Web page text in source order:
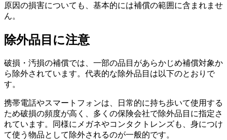
原因の損害についても、基本的には補償の範囲に含まれませ
ん。
除外品目に注意
破損・汚損の補償では、一部の品目があらかじめ補償対象か
ら除外されています。代表的な除外品目は以下のとおりで
す。
携帯電話やスマートフォンは、日常的に持ち歩いて使用する
ため破損の頻度が高く、多くの保険会社で除外品目に指定さ
れています。同様にメガネやコンタクトレンズも、身につけ
て使う物品として除外されるのが一般的です。